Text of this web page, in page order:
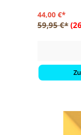
44,00 €*
59,95 €*